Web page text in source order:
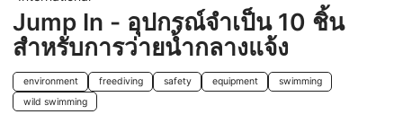
Jump In - อุปกรณ์จำเป็น 10 ชิ้น
สำหรับการว่ายน้ำกลางแจ้ง
environment freediving safety equipment
swimming
wild swimming